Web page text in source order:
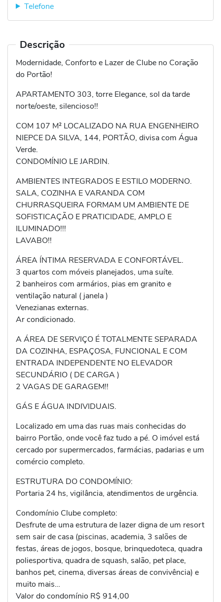
Telefone
Descrição
Modernidade, Conforto e Lazer de Clube no Coração
do Portão!
APARTAMENTO 303, torre Elegance, sol da tarde
norte/oeste, silencioso!!
COM 107 M² LOCALIZADO NA RUA ENGENHEIRO
NIEPCE DA SILVA, 144, PORTÃO, divisa com Água
Verde.
CONDOMÍNIO LE JARDIN.
AMBIENTES INTEGRADOS E ESTILO MODERNO.
SALA, COZINHA E VARANDA COM
CHURRASQUEIRA FORMAM UM AMBIENTE DE
SOFISTICAÇÃO E PRATICIDADE, AMPLO E
ILUMINADO!!!
LAVABO!!
ÁREA ÍNTIMA RESERVADA E CONFORTÁVEL.
3 quartos com móveis planejados, uma suíte.
2 banheiros com armários, pias em granito e
ventilação natural ( janela )
Venezianas externas.
Ar condicionado.
A ÁREA DE SERVIÇO É TOTALMENTE SEPARADA
DA COZINHA, ESPAÇOSA, FUNCIONAL E COM
ENTRADA INDEPENDENTE NO ELEVADOR
SECUNDÁRIO ( DE CARGA )
2 VAGAS DE GARAGEM!!
GÁS E ÁGUA INDIVIDUAIS.
Localizado em uma das ruas mais conhecidas do
bairro Portão, onde você faz tudo a pé. O imóvel está
cercado por supermercados, farmácias, padarias e um
comércio completo.
ESTRUTURA DO CONDOMÍNIO:
Portaria 24 hs, vigilância, atendimentos de urgência.
Condomínio Clube completo:
Desfrute de uma estrutura de lazer digna de um resort
sem sair de casa (piscinas, academia, 3 salões de
festas, áreas de jogos, bosque, brinquedoteca, quadra
poliesportiva, quadra de squash, salão, pet place,
banhos pet, cinema, diversas áreas de convivência) e
muito mais…
Valor do condomínio R$ 914,00